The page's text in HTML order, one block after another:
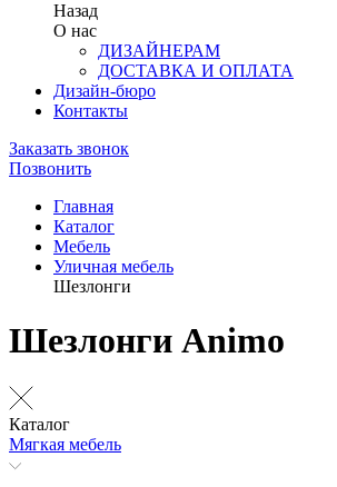
Назад
О нас
ДИЗАЙНЕРАМ
ДОСТАВКА И ОПЛАТА
Дизайн-бюро
Контакты
Заказать звонок
Позвонить
Главная
Каталог
Мебель
Уличная мебель
Шезлонги
Шезлонги Animo
Каталог
Мягкая мебель